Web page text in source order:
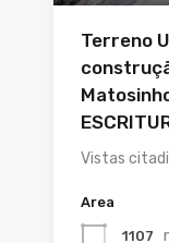
Terreno
Vistas
Area
1107